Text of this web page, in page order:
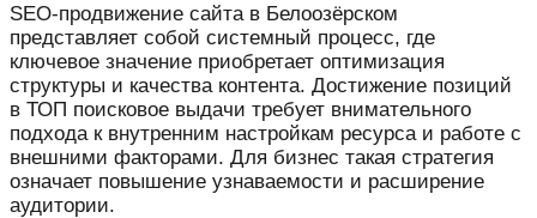
SEO-продвижение сайта в Белоозёрском
представляет собой системный процесс, где
ключевое значение приобретает оптимизация
структуры и качества контента. Достижение позиций
в ТОП поисковое выдачи требует внимательного
подхода к внутренним настройкам ресурса и работе с
внешними факторами. Для бизнес такая стратегия
означает повышение узнаваемости и расширение
аудитории.